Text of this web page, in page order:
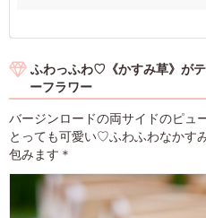
ふわっふわ♡《かすみ草》が
ーフラワー
バージンロードの両サイドのピュ
とっても可愛い♡ふわふわなかす
包みます＊